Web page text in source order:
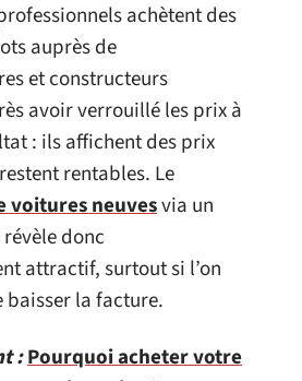
achètent des
auprès de
et constructeurs
avoir verrouillé les prix à
: ils affichent des prix
rentables. Le
voitures neuvesvia un
donc
attractif, surtout si l’on
baisser la facture.
:Pourquoi acheter votre